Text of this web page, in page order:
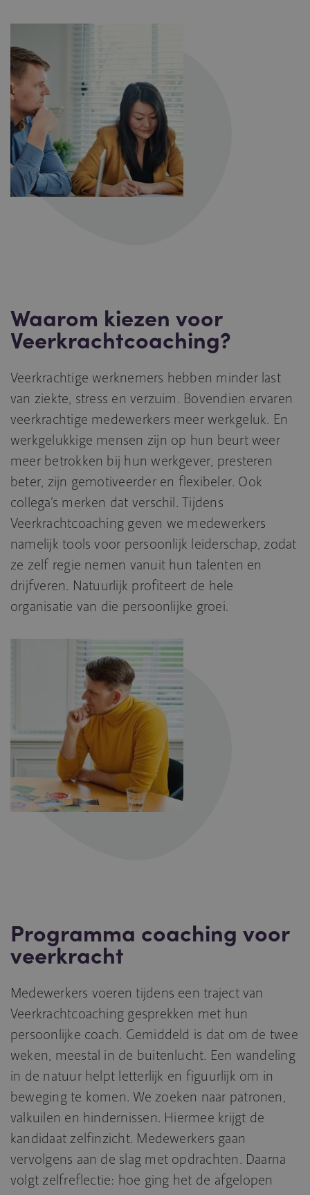
Waarom kiezen voor
Veerkrachtcoaching?
Veerkrachtige werknemers hebben minder last
van ziekte, stress en verzuim. Bovendien ervaren
veerkrachtige medewerkers meer werkgeluk. En
werkgelukkige mensen zijn op hun beurt weer
meer betrokken bij hun werkgever, presteren
beter, zijn gemotiveerder en flexibeler. Ook
collega’s merken dat verschil. Tijdens
Veerkrachtcoaching geven we medewerkers
namelijk tools voor persoonlijk leiderschap, zodat
ze zelf regie nemen vanuit hun talenten en
drijfveren. Natuurlijk profiteert de hele
organisatie van die persoonlijke groei.
Programma coaching voor
veerkracht
Medewerkers voeren tijdens een traject van
Veerkrachtcoaching gesprekken met hun
persoonlijke coach. Gemiddeld is dat om de twee
weken, meestal in de buitenlucht. Een wandeling
in de natuur helpt letterlijk en figuurlijk om in
beweging te komen. We zoeken naar patronen,
valkuilen en hindernissen. Hiermee krijgt de
kandidaat zelfinzicht. Medewerkers gaan
vervolgens aan de slag met opdrachten. Daarna
volgt zelfreflectie: hoe ging het de afgelopen